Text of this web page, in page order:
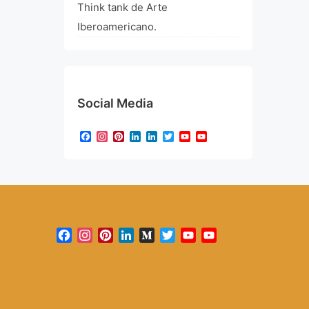
Think tank de Arte
Iberoamericano.
Social Media
Facebook
Instagram
Pinterest
LinkedIn
LinkedIn
TwitterYouTube
Facebook
Instagram
PinterestLinkedInMediumTwitterYouTube